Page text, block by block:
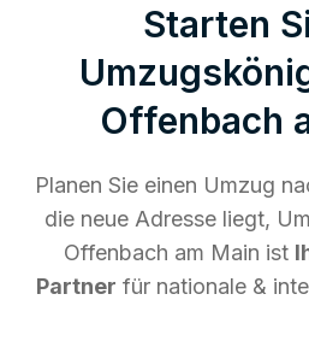
Starten
Offenbach
Planen Sie einen Umzug
die neue Adresse liegt,
Offenbach am Main ist
Partner für nationale &